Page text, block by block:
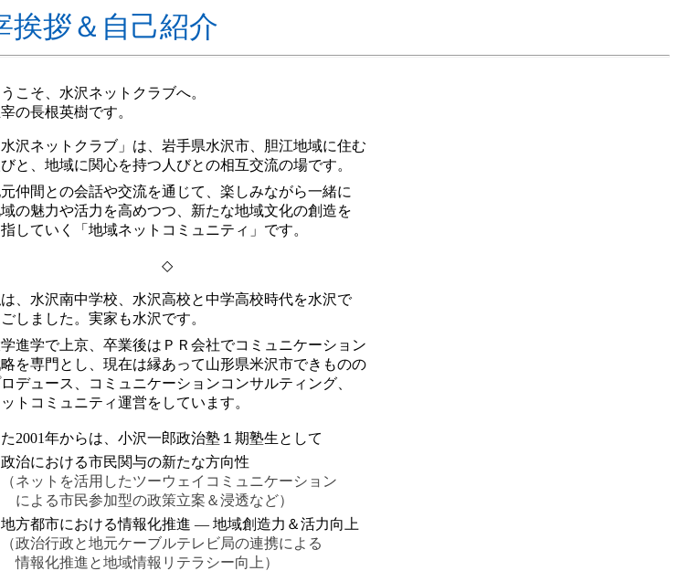
挨拶＆自己紹介
こそ、水沢ネットクラブへ。
の長根英樹です。
水沢ネットクラブ」は、岩手県水沢市、胆江地域に住む
びと、地域に関心を持つ人びとの相互交流の場です。
仲間との会話や交流を通じて、楽しみながら一緒に
の魅力や活力を高めつつ、新たな地域文化の創造を
指していく「地域ネットコミュニティ」です。
、水沢南中学校、水沢高校と中学高校時代を水沢で
しました。実家も水沢です。
進学で上京、卒業後はＰＲ会社でコミュニケーション
を専門とし、現在は縁あって山形県米沢市できものの
デュース、コミュニケーションコンサルティング、
トコミュニティ運営をしています。
た2001年からは、小沢一郎政治塾１期塾生として
政治における市民関与の新たな方向性
（ネットを活用したツーウェイコミュニケーション
よる市民参加型の政策立案＆浸透など）
地方都市における情報化推進 ― 地域創造力＆活力向上
（政治行政と地元ケーブルテレビ局の連携による
報化推進と地域情報リテラシー向上）